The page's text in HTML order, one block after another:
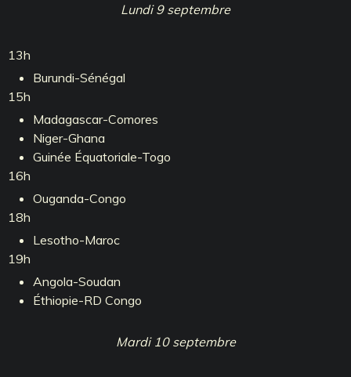
Lundi 9 septembre
13h
Burundi-Sénégal
15h
Madagascar-Comores
Niger-Ghana
Guinée Équatoriale-Togo
16h
Ouganda-Congo
18h
Lesotho-Maroc
19h
Angola-Soudan
Éthiopie-RD Congo
Mardi 10 septembre